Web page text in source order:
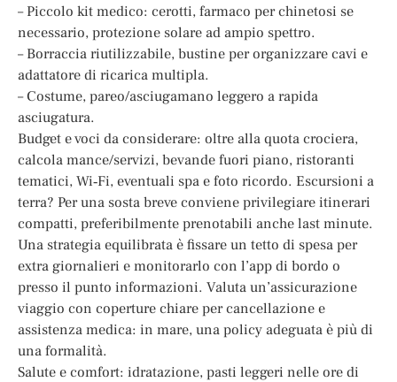
– Piccolo kit medico: cerotti, farmaco per chinetosi se
necessario, protezione solare ad ampio spettro.
– Borraccia riutilizzabile, bustine per organizzare cavi e
adattatore di ricarica multipla.
– Costume, pareo/asciugamano leggero a rapida
asciugatura.
Budget e voci da considerare: oltre alla quota crociera,
calcola mance/servizi, bevande fuori piano, ristoranti
tematici, Wi‑Fi, eventuali spa e foto ricordo. Escursioni a
terra? Per una sosta breve conviene privilegiare itinerari
compatti, preferibilmente prenotabili anche last minute.
Una strategia equilibrata è fissare un tetto di spesa per
extra giornalieri e monitorarlo con l’app di bordo o
presso il punto informazioni. Valuta un’assicurazione
viaggio con coperture chiare per cancellazione e
assistenza medica: in mare, una policy adeguata è più di
una formalità.
Salute e comfort: idratazione, pasti leggeri nelle ore di